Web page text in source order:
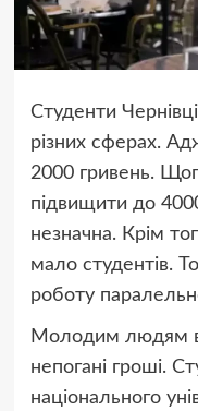
Студенти
різних сферах.
2000 гривень.
підвищити до
незначна. Крім
мало студентів.
роботу
Молодим людям
непогані гроші.
національного